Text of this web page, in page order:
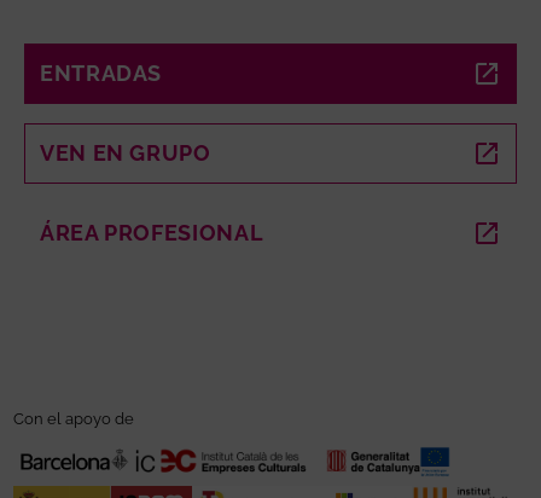
ENTRADAS
VEN EN GRUPO
ÁREA PROFESIONAL ABRE EN NUEVA VENTANA
Con el apoyo de